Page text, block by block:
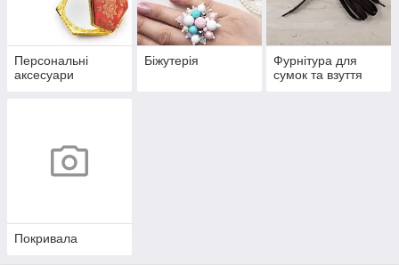
Персональні
аксесуари
Біжутерія
Фурнітура для
сумок та взуття
Покривала